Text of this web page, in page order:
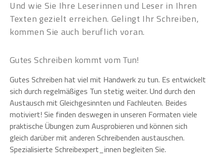
Und wie Sie Ihre Leserinnen und Leser in Ihren
Texten gezielt erreichen. Gelingt Ihr Schreiben,
kommen Sie auch beruflich voran.
Gutes Schreiben kommt vom Tun!
Gutes Schreiben hat viel mit Handwerk zu tun. Es entwickelt
sich durch regelmäßiges Tun stetig weiter. Und durch den
Austausch mit Gleichgesinnten und Fachleuten. Beides
motiviert! Sie finden deswegen in unseren Formaten viele
praktische Übungen zum Ausprobieren und können sich
gleich darüber mit anderen Schreibenden austauschen.
Spezialisierte Schreibexpert_innen begleiten Sie.